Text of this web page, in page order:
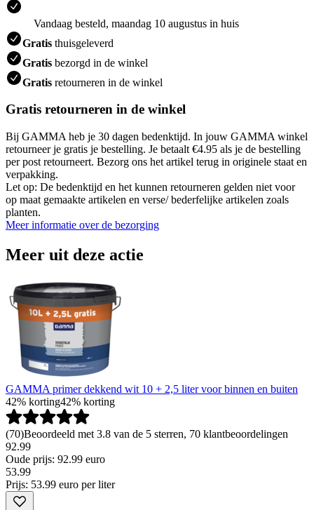
Vandaag besteld, maandag 10 augustus in huis
Gratis thuisgeleverd
Gratis bezorgd in de winkel
Gratis retourneren in de winkel
Gratis retourneren in de winkel
Bij GAMMA heb je 30 dagen bedenktijd. In jouw GAMMA winkel
retourneer je gratis je bestelling. Je betaalt €4.95 als je de bestelling
per post retourneert. Bezorg ons het artikel terug in originele staat en
verpakking.
Let op: De bedenktijd en het kunnen retourneren gelden niet voor
op maat gemaakte artikelen en verse/ bederfelijke artikelen zoals
planten.
Meer informatie over de bezorging
Meer uit deze actie
GAMMA primer dekkend wit 10 + 2,5 liter voor binnen en buiten
42% korting42% korting
(70)Beoordeeld met 3.8 van de 5 sterren, 70 klantbeoordelingen
92.99
Oude prijs: 92.99 euro
53.99
Prijs: 53.99 euro per liter